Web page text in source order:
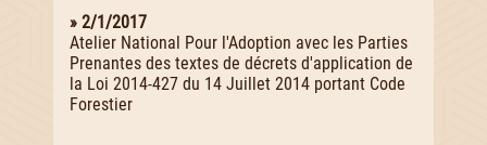
» 2/1/2017
Atelier National Pour l'Adoption avec les Parties
Prenantes des textes de décrets d'application de
la Loi 2014-427 du 14 Juillet 2014 portant Code
Forestier